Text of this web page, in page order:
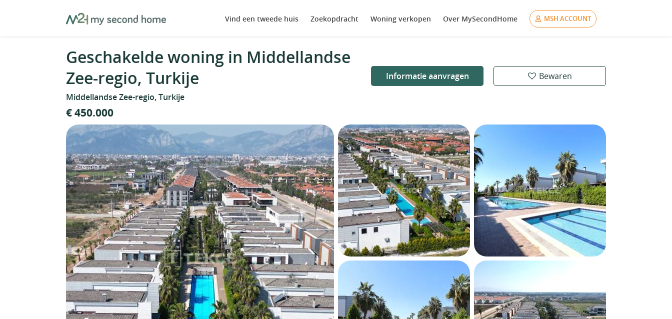
MySecondHome Vind een tweede huis Zoekopdracht Woning verkopen Over MySecondHome MSH ACCOUNT
Geschakelde woning in Middellandse
Zee-regio, Turkije
Middellandse Zee-regio, Turkije
Informatie aanvragen Bewaren
€ 450.000